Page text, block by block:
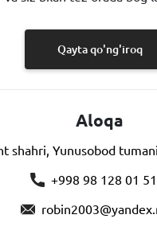
Qayta qo'ng'iroq
Aloqa
shahri, Yunusobod
+998 98 128 01 51